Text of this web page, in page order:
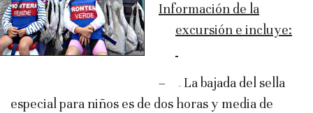
Información de la
excursión e incluye:
– – La bajada del sella
especial para niños es de dos horas y media de